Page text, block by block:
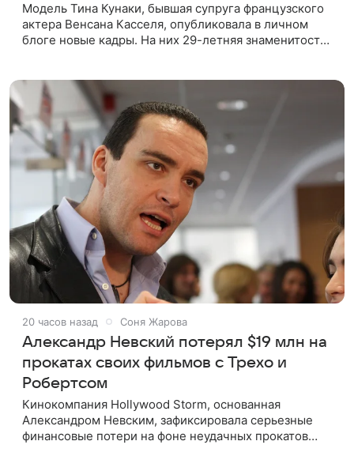
Модель Тина Кунаки, бывшая супруга французского
актера Венсана Касселя, опубликовала в личном
блоге новые кадры. На них 29-летняя знаменитость
20 часов назад Соня Жарова
Александр Невский потерял $19 млн на
прокатах своих фильмов с Трехо и
Робертсом
Кинокомпания Hollywood Storm, основанная
Александром Невским, зафиксировала серьезные
финансовые потери на фоне неудачных прокатов